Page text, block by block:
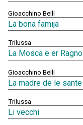
Gioacchino Belli
La bona famija
Trilussa
La Mosca e er Ragno
Gioacchino Belli
La madre de le sante
Trilussa
Li vecchi